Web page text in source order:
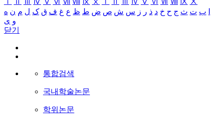
ب ت ث ج ح خ د ذ ر ز س ش ص ض ط ظ ع غ ف ق ک ل م ن ه
و ی
닫기
통합검색
국내학술논문
학위논문